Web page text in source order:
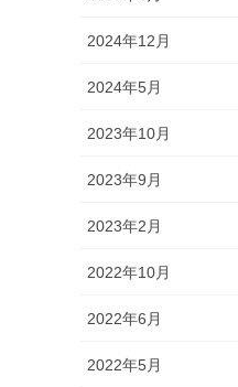
2024年12月
2024年5月
2023年10月
2023年9月
2023年2月
2022年10月
2022年6月
2022年5月